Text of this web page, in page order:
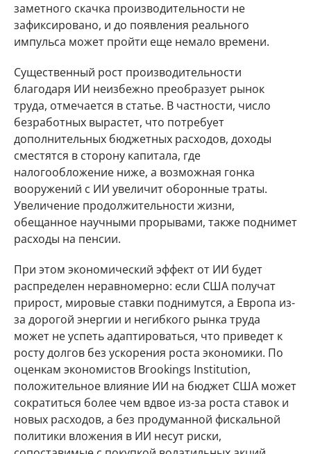
заметного скачка производительности не
зафиксировано, и до появления реального
импульса может пройти еще немало времени.
Существенный рост производительности
благодаря ИИ неизбежно преобразует рынок
труда, отмечается в статье. В частности, число
безработных вырастет, что потребует
дополнительных бюджетных расходов, доходы
сместятся в сторону капитала, где
налогообложение ниже, а возможная гонка
вооружений с ИИ увеличит оборонные траты.
Увеличение продолжительности жизни,
обещанное научными прорывами, также поднимет
расходы на пенсии.
При этом экономический эффект от ИИ будет
распределен неравномерно: если США получат
прирост, мировые ставки поднимутся, а Европа из-
за дорогой энергии и негибкого рынка труда
может не успеть адаптироваться, что приведет к
росту долгов без ускорения роста экономики. По
оценкам экономистов Brookings Institution,
положительное влияние ИИ на бюджет США может
сократиться более чем вдвое из-за роста ставок и
новых расходов, а без продуманной фискальной
политики вложения в ИИ несут риски,